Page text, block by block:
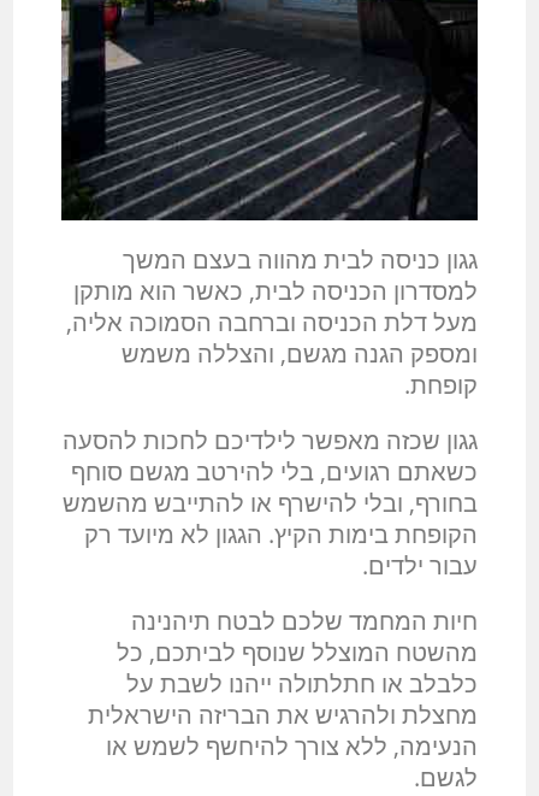
גגון כניסה לבית מהווה בעצם המשך
למסדרון הכניסה לבית, כאשר הוא מותקן
מעל דלת הכניסה וברחבה הסמוכה אליה,
ומספק הגנה מגשם, והצללה משמש
קופחת.
גגון שכזה מאפשר לילדיכם לחכות להסעה
כשאתם רגועים, בלי להירטב מגשם סוחף
בחורף, ובלי להישרף או להתייבש מהשמש
הקופחת בימות הקיץ. הגגון לא מיועד רק
עבור ילדים.
חיות המחמד שלכם לבטח תיהנינה
מהשטח המוצלל שנוסף לביתכם, כל
כלבלב או חתלתולה ייהנו לשבת על
מחצלת ולהרגיש את הבריזה הישראלית
הנעימה, ללא צורך להיחשף לשמש או
לגשם.